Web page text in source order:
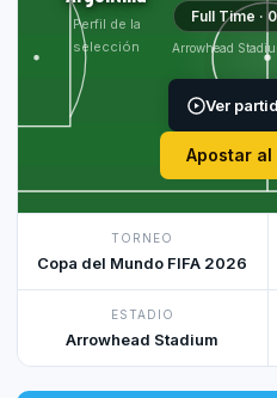
Perfil de la
selección
Full Time ·
Arrowhead
Ver
Apostar
TORNEO
Copa del Mundo FIFA 2026
ESTADIO
Arrowhead Stadium